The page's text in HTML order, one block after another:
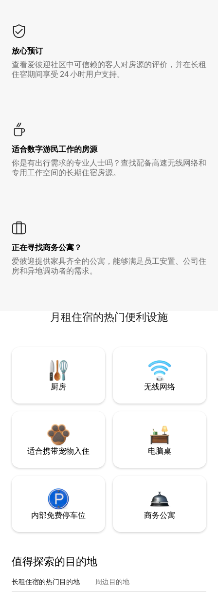
放心预订
查看爱彼迎社区中可信赖的客人对房源的评价，并在长租
住宿期间享受 24 小时用户支持。
适合数字游民工作的房源
你是有出行需求的专业人士吗？查找配备高速无线网络和
专用工作空间的长期住宿房源。
正在寻找商务公寓？
爱彼迎提供家具齐全的公寓，能够满足员工安置、公司住
房和异地调动者的需求。
月租住宿的热门便利设施
厨房 无线网络
适合携带宠物入住 电脑桌
内部免费停车位 商务公寓
值得探索的目的地
长租住宿的热门目的地 周边目的地